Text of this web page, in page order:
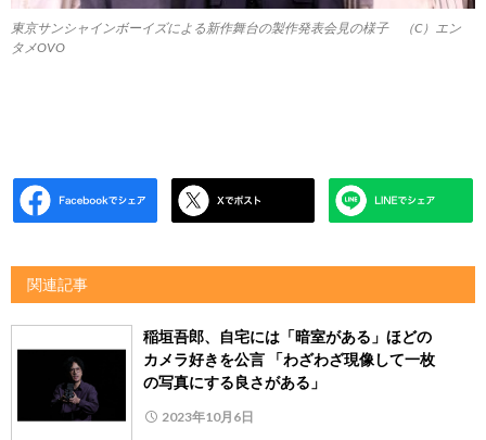
東京サンシャインボーイズによる新作舞台の製作発表会見の様子 （C）エン
タメOVO
関連記事
稲垣吾郎、自宅には「暗室がある」ほどの
カメラ好きを公言 「わざわざ現像して一枚
の写真にする良さがある」
2023年10月6日